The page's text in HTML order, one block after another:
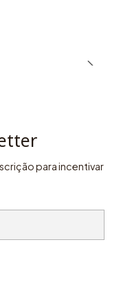
para incentivar